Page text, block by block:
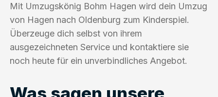
Mit Umzugskönig Bohm Hagen wird dein Umzug
von Hagen nach Oldenburg zum Kinderspiel.
Überzeuge dich selbst von ihrem
ausgezeichneten Service und kontaktiere sie
noch heute für ein unverbindliches Angebot.